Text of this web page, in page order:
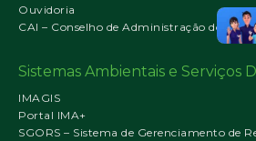
Ouvidoria
CAI – Conselho de Administração do IMA
Sistemas Ambientais e Serviços
IMAGIS
Portal IMA+
SGORS – Sistema de Gerenciamento de